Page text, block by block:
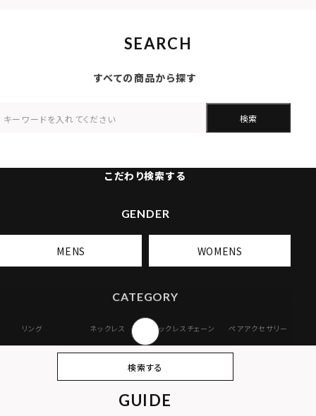
SEARCH
すべての商品から探す
検索
こだわり検索する
GENDER
MENS WOMENS
CATEGORY
リング ネックレス ネックレスチェーン ペアアクセサリー
オンラインストア
ギフトボックス
検索する
GUIDE